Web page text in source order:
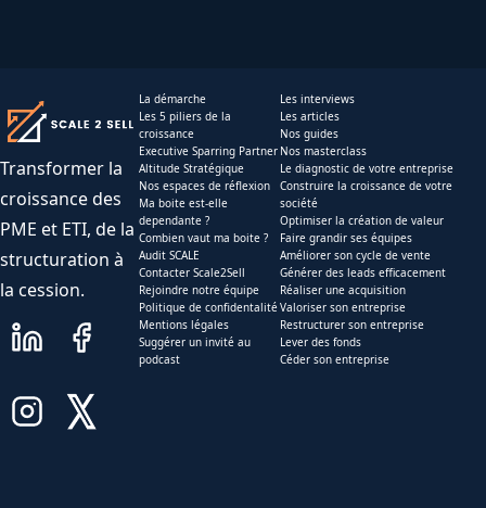
Transformer la
croissance des
PME et ETI, de la
structuration à
la cession.
La démarche
Les 5 piliers de la
croissance
Executive Sparring Partner
Altitude Stratégique
Nos espaces de réflexion
Ma boite est-elle
dependante ?
Combien vaut ma boite ?
Audit SCALE
Contacter Scale2Sell
Rejoindre notre équipe
Politique de confidentalité
Mentions légales
Suggérer un invité au
podcast
Les interviews
Les articles
Nos guides
Nos masterclass
Le diagnostic de votre entreprise
Construire la croissance de votre
société
Optimiser la création de valeur
Faire grandir ses équipes
Améliorer son cycle de vente
Générer des leads efficacement
Réaliser une acquisition
Valoriser son entreprise
Restructurer son entreprise
Lever des fonds
Céder son entreprise